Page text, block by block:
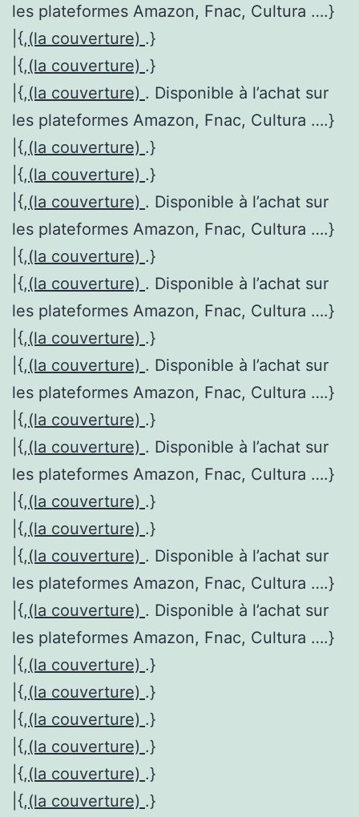
les plateformes Amazon, Fnac, Cultura ….}
|{,(la couverture) .}
|{,(la couverture) .}
|{,(la couverture) . Disponible à l’achat sur
les plateformes Amazon, Fnac, Cultura ….}
|{,(la couverture) .}
|{,(la couverture) .}
|{,(la couverture) . Disponible à l’achat sur
les plateformes Amazon, Fnac, Cultura ….}
|{,(la couverture) .}
|{,(la couverture) . Disponible à l’achat sur
les plateformes Amazon, Fnac, Cultura ….}
|{,(la couverture) .}
|{,(la couverture) . Disponible à l’achat sur
les plateformes Amazon, Fnac, Cultura ….}
|{,(la couverture) .}
|{,(la couverture) . Disponible à l’achat sur
les plateformes Amazon, Fnac, Cultura ….}
|{,(la couverture) .}
|{,(la couverture) .}
|{,(la couverture) . Disponible à l’achat sur
les plateformes Amazon, Fnac, Cultura ….}
|{,(la couverture) . Disponible à l’achat sur
les plateformes Amazon, Fnac, Cultura ….}
|{,(la couverture) .}
|{,(la couverture) .}
|{,(la couverture) .}
|{,(la couverture) .}
|{,(la couverture) .}
|{,(la couverture) .}